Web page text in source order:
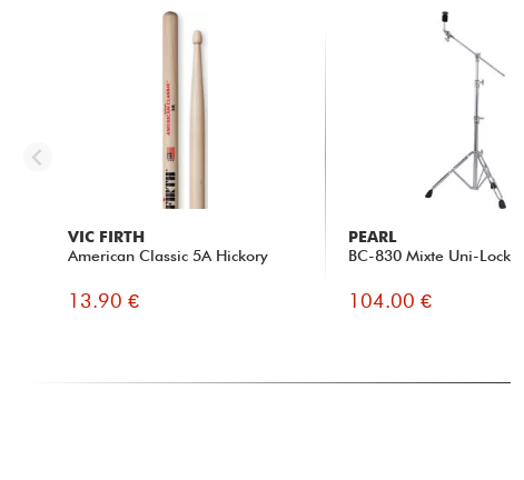
VIC FIRTH
American Classic 5A Hickory
13.90 €
PEARL
BC-830 Mixte Uni-Lock
104.00 €